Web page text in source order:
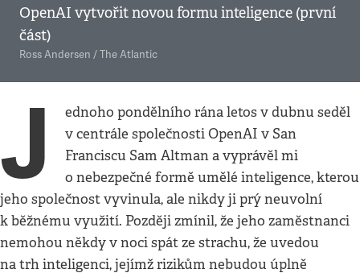
OpenAI vytvořit novou formu inteligence (první
část)
Ross Andersen / The Atlantic
J
ednoho pondělního rána letos v dubnu seděl
v centrále společnosti OpenAI v San
Franciscu Sam Altman a vyprávěl mi
o nebezpečné formě umělé inteligence, kterou
jeho společnost vyvinula, ale nikdy ji prý neuvolní
k běžnému využití. Později zmínil, že jeho zaměstnanci
nemohou někdy v noci spát ze strachu, že uvedou
na trh inteligenci, jejímž rizikům nebudou úplně